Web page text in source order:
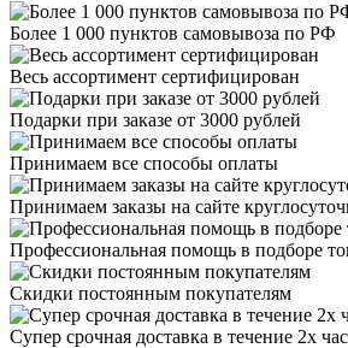
Более 1 000 пунктов самовывоза по РФ
Весь ассортимент сертифицирован
Подарки при заказе от 3000 рублей
Принимаем все способы оплаты
Принимаем заказы на сайте
Профессиональная помощь в подборе
Скидки постоянным покупателям
Супер срочная доставка в течение 2х